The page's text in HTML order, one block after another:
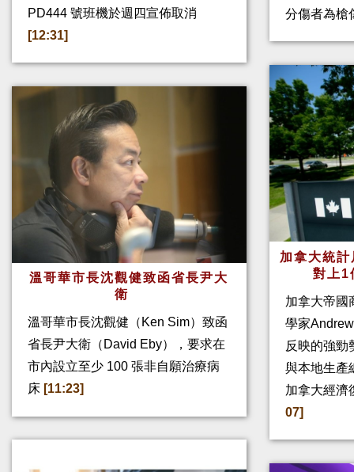
PD444 號班機於週四宣佈取消
[12:31]
溫哥華市長沈觀健致函省長尹大
衛
溫哥華市長沈觀健（Ken Sim）致函
省長尹大衛（David Eby），要求在
市內設立至少 100 張非自願治療病
床 [11:23]
分傷者為槍
加拿大統
對上
加拿大帝國
學家
反映的強勁
與本地生產
加拿大經濟
07]